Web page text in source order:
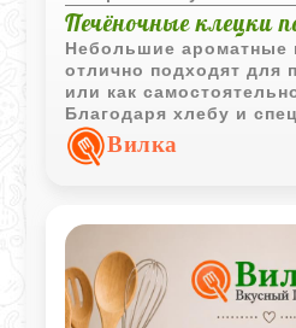
Печёночные клецки
Небольшие ароматные
отлично подходят для
или как
Благодаря хлебу и
получаются мягкими и
вкусу.Вилка